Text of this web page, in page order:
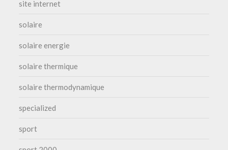
site internet
solaire
solaire energie
solaire thermique
solaire thermodynamique
specialized
sport